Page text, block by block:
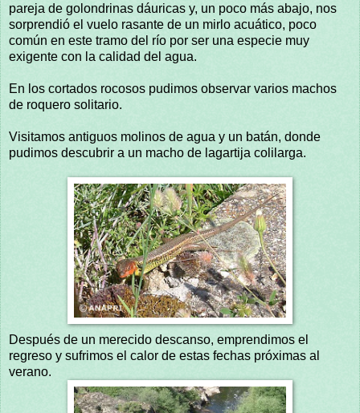
pareja de golondrinas dáuricas y, un poco más abajo, nos
sorprendió el vuelo rasante de un mirlo acuático, poco
común en este tramo del río por ser una especie muy
exigente con la calidad del agua.
En los cortados rocosos pudimos observar varios machos
de roquero solitario.
Visitamos antiguos molinos de agua y un batán, donde
pudimos descubrir a un macho de lagartija colilarga.
Después de un merecido descanso, emprendimos el
regreso y sufrimos el calor de estas fechas próximas al
verano.